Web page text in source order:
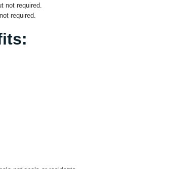
not required.
required.